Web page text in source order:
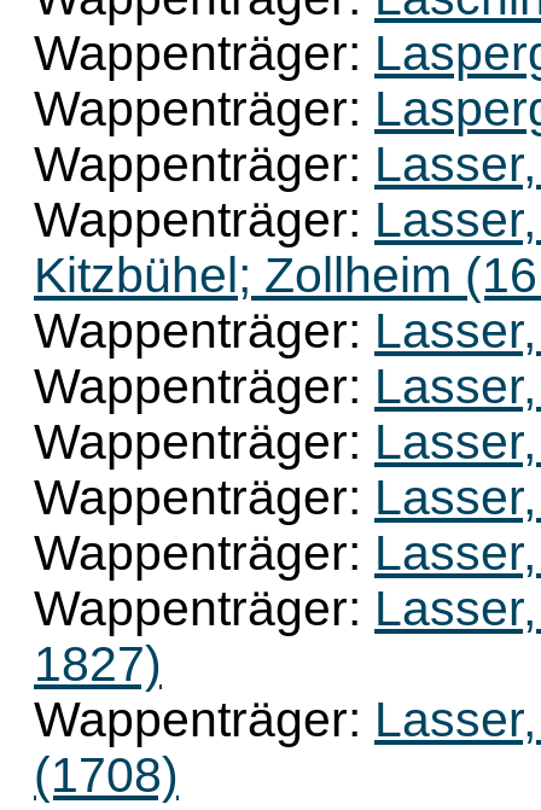
Wappenträger:
Wappenträger:
Wappenträger:
Wappenträger:
Kitzbühel; Zollheim
Wappenträger:
Wappenträger:
Wappenträger:
Wappenträger:
Wappenträger:
Wappenträger:
1827)
Wappenträger:
(1708)